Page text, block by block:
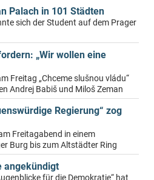
Palach in 101 Städten
sich der Student auf dem Prager
„Wir wollen eine
Freitag „Chceme slušnou vládu“
Andrej Babiš und Miloš Zeman
Regierung“ zog
Freitagabend in einem
Burg bis zum Altstädter Ring
angekündigt
für die Demokratie“ hat